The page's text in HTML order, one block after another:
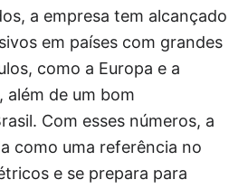
a empresa tem alcançado
em países com grandes
como a Europa e a
além de um bom
Com esses números, a
como uma referência no
e se prepara para